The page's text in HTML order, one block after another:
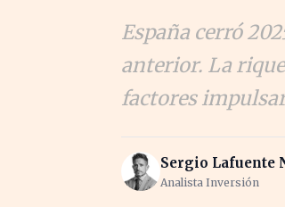
España cerró
anterior. La
factores
Sergio Lafuente
Analista Inversión